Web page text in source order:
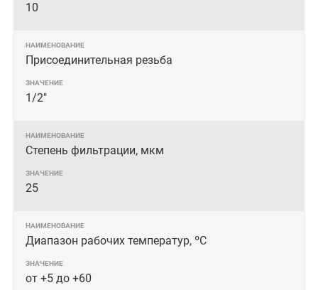
10
Присоединительная резьба
1/2"
Степень фильтрации, мкм
25
Диапазон рабочих температур, ºС
от +5 до +60